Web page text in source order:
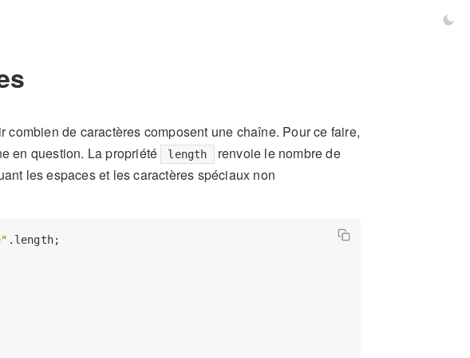
de caractères composent une chaîne. Pour ce faire,
en question. La propriété length
renvoie le nombre de
les espaces et les caractères spéciaux non